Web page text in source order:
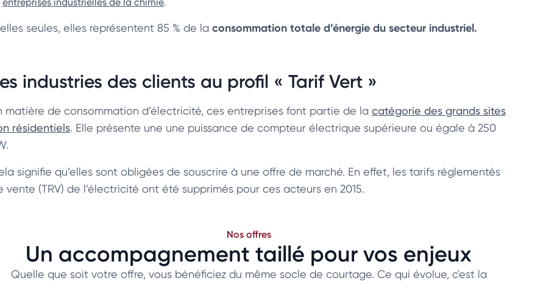
seules, elles représentent 85 % de la consommation totale d’énergie du secteur industriel.
industries des clients au profil « Tarif Vert »
matière de consommation d’électricité, ces entreprises font partie de la catégorie des grands sites
résidentiels. Elle présente une une puissance de compteur électrique supérieure ou égale à 250
signifie qu’elles sont obligées de souscrire à une offre de marché. En effet, les tarifs réglementés
vente (TRV) de l’électricité ont été supprimés pour ces acteurs en 2015.
Nos offres
Un accompagnement taillé pour vos enjeux
Quelle que soit votre offre, vous bénéficiez du même socle de courtage. Ce qui évolue, c'est la